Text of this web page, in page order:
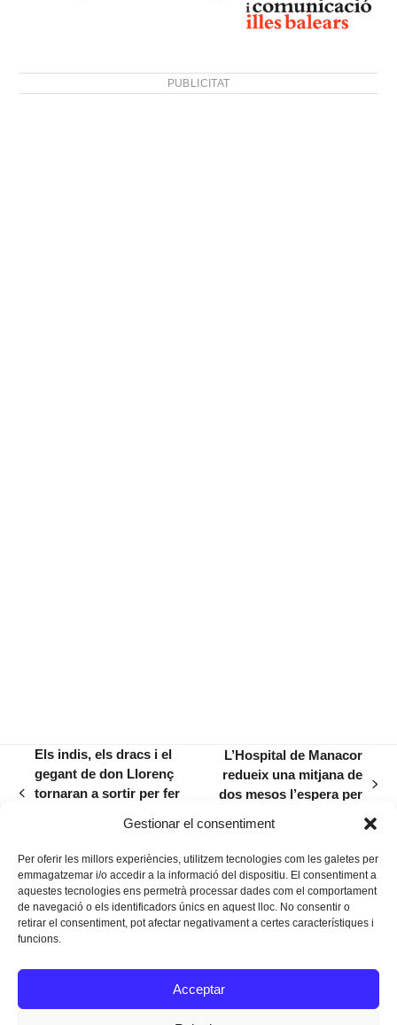
Gestionar el consentiment
Per oferir les millors experiències, utilitzem tecnologies com les galetes per
emmagatzemar i/o accedir a la informació del dispositiu. El consentiment a
aquestes tecnologies ens permetrà processar dades com el comportament
de navegació o els identificadors únics en aquest lloc. No consentir o
retirar el consentiment, pot afectar negativament a certes característiques i
funcions.
Acceptar
PUBLICITAT
previous
Els indis, els dracs i el
gegant de don Llorenç
tornaran a sortir per fer
next
L’Hospital de Manacor
redueix una mitjana de
dos mesos l’espera per
Instagram
Facebook
Twitter
Texts Legals